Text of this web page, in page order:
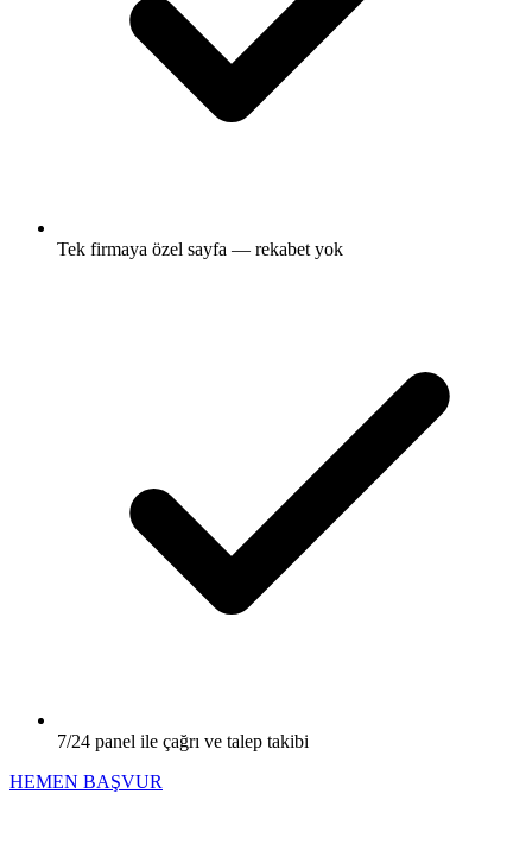
Tek firmaya özel sayfa — rekabet yok
7/24 panel ile çağrı ve talep takibi
HEMEN BAŞVUR